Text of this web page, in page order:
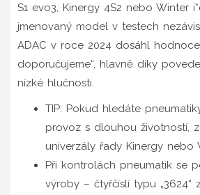
S1 evo3, Kinergy 4S2 nebo Winter
jmenovaný model v testech
ADAC v roce 2024 dosáhl
doporučujeme“, hlavně díky
nízké hlučnosti.
TIP: Pokud hledáte
provoz s dlouhou životností,
univerzály řady Kinergy nebo
Při kontrolách pneumatik se
výroby – čtyřčíslí typu „3624“